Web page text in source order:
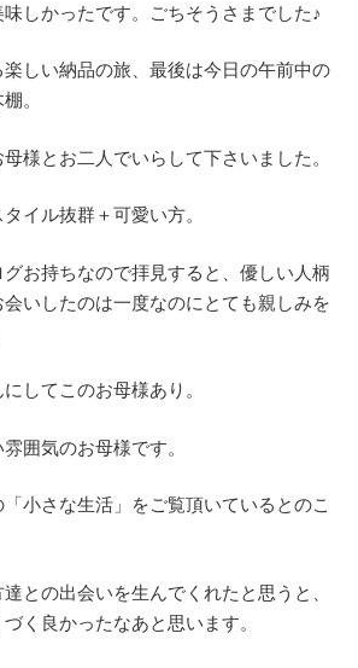
しかったです。ごちそうさまでした♪
しい納品の旅、最後は今日の午前中の
。
様とお二人でいらして下さいました。
イル抜群＋可愛い方。
お持ちなので拝見すると、優しい人柄
いしたのは一度なのにとても親しみを
してこのお母様あり。
囲気のお母様です。
小さな生活」をご覧頂いているとのこ
との出会いを生んでくれたと思うと、
く良かったなあと思います。